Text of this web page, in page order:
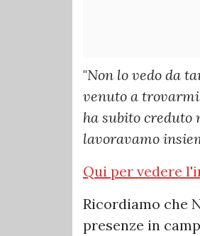
"Non lo vedo da
venuto a trovarmi
ha subito creduto
lavoravamo
Qui per vedere
Ricordiamo che
presenze in